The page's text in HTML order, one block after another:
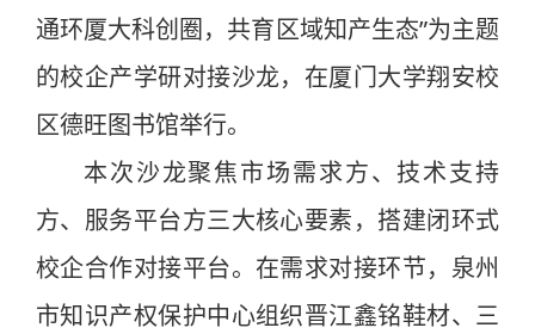
通环厦大科创圈，共育区域知产生态”为主题
的校企产学研对接沙龙，在厦门大学翔安校
区德旺图书馆举行。
本次沙龙聚焦市场需求方、技术支持
方、服务平台方三大核心要素，搭建闭环式
校企合作对接平台。在需求对接环节，泉州
市知识产权保护中心组织晋江鑫铭鞋材、三